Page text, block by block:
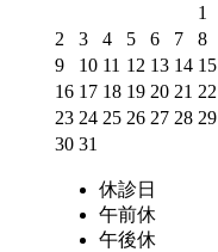
1
2
3 4 5 6 7
8
9
10 11 12 13 14 15
16 17 18 19 20 21 22
23 24 25 26 27 28 29
30 31
休診日
午前休
午後休